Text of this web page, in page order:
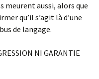
meurent aussi, alors que
qu’il s’agit là d’une
de langage.
NI GARANTIE